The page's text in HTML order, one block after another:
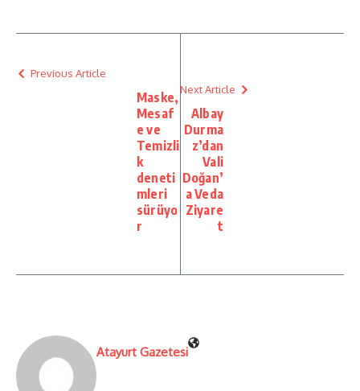
Previous Article
Maske,
Mesaf
e ve
Temizli
k
deneti
mleri
sürüyo
r
Next Article
Albay
Durma
z’dan
Vali
Doğan’
a Veda
Ziyare
t
Atayurt Gazetesi